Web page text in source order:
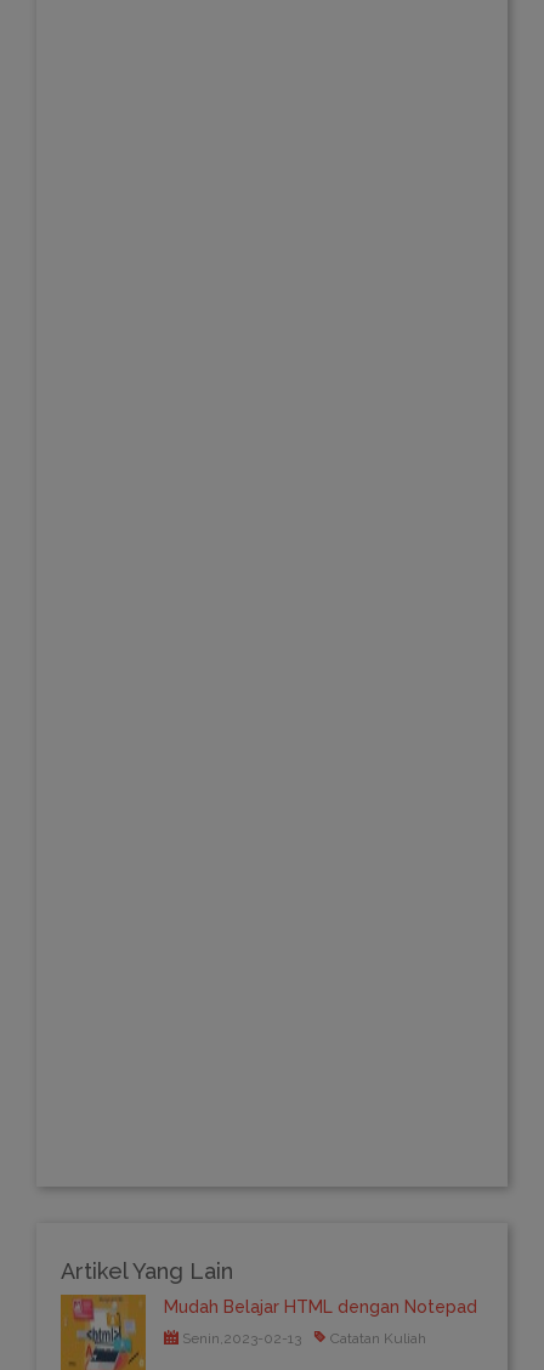
Artikel Yang Lain
Mudah Belajar HTML dengan Notepad
Senin,2023-02-13 Catatan Kuliah